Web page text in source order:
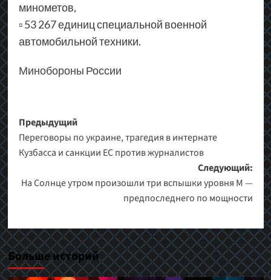
минометов,
▫ 53 267 единиц специальной военной
автомобильной техники.
Минобороны России
Навигация
записи
Предыдущий
Переговоры по украине, трагедия в интернате
Кузбасса и санкции ЕС против журналистов
Следующий:
На Солнце утром произошли три вспышки уровня М —
предпоследнего по мощности
Больше историй